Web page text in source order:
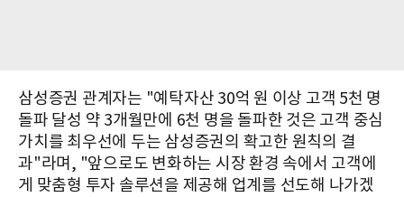
삼성증권 관계자는 "예탁자산 30억 원 이상 고객 5천 명
돌파 달성 약 3개월만에 6천 명을 돌파한 것은 고객 중심
가치를 최우선에 두는 삼성증권의 확고한 원칙의 결
과"라며, "앞으로도 변화하는 시장 환경 속에서 고객에
게 맞춤형 투자 솔루션을 제공해 업계를 선도해 나가겠